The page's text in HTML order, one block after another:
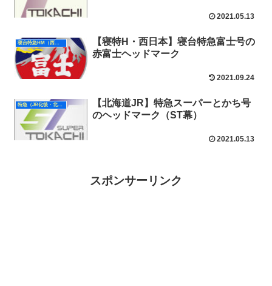
2021.05.13
寝台特急HM（西日本）
【寝特H・西日本】寝台特急富士号の
赤富士ヘッドマーク
2021.09.24
【北海道JR】特急スーパーとかち号
のヘッドマーク（ST幕）
2021.05.13
スポンサーリンク